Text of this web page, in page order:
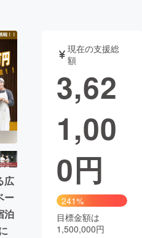
ット
書籍・雑誌
チャレンジ
化
CAMPFIRE Creation
machi-ya コミュニティ
広
ー
泊
現在の支援総
額
3,62
1,00
0円
241%
目標金額は
1,500,000円